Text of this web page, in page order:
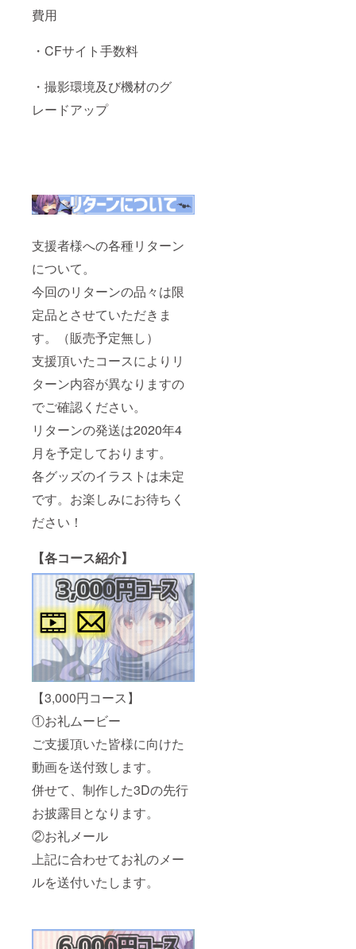
費用
・CFサイト手数料
・撮影環境及び機材のグ
レードアップ
支援者様への各種リターン
について。
今回のリターンの品々は限
定品とさせていただきま
す。（販売予定無し）
支援頂いたコースによりリ
ターン内容が異なりますの
でご確認ください。
リターンの発送は2020年4
月を予定しております。
各グッズのイラストは未定
です。お楽しみにお待ちく
ださい！
【各コース紹介】
【3,000円コース】
①お礼ムービー
ご支援頂いた皆様に向けた
動画を送付致します。
併せて、制作した3Dの先行
お披露目となります。
②お礼メール
上記に合わせてお礼のメー
ルを送付いたします。